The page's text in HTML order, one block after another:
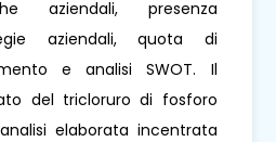
aziendali, presenza
aziendali, quota di
e analisi SWOT. Il
del tricloruro di fosforo
elaborata incentrata